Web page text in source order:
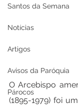
Santos da Semana
Notícias
Artigos
Avisos da Paróquia
Párocos
O Arcebispo
(1895-1979) foi